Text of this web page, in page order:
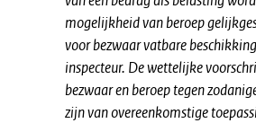
mogelijkheid van beroep
voor bezwaar vatbare
inspecteur. De wettelijke
bezwaar en beroep tegen
zijn van overeenkomstige